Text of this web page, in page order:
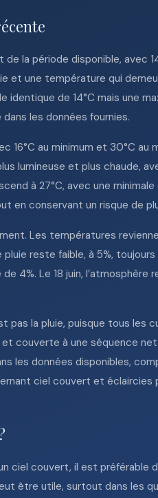
la période disponible, avec
une température qui
de 14°C mais une
les données fournies.
16°C au minimum et 30°C au
lumineuse et plus chaude,
à 27°C, avec une
en conservant un risque de
Les températures
reste faible, à 5%,
4%. Le 18 juin, l’atmosphère
pas la pluie, puisque tous
couverte à une séquence
les données disponibles,
ciel couvert et éclaircies
ciel couvert, il est
être utile, surtout dans les